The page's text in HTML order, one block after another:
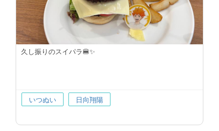
久し振りのスイパラ🍔✨
いつぬい 日向翔陽